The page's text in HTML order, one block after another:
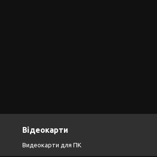
Відеокарти
Видеокарти для ПК